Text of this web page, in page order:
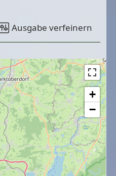
Ausgabe verfeinern
+
−